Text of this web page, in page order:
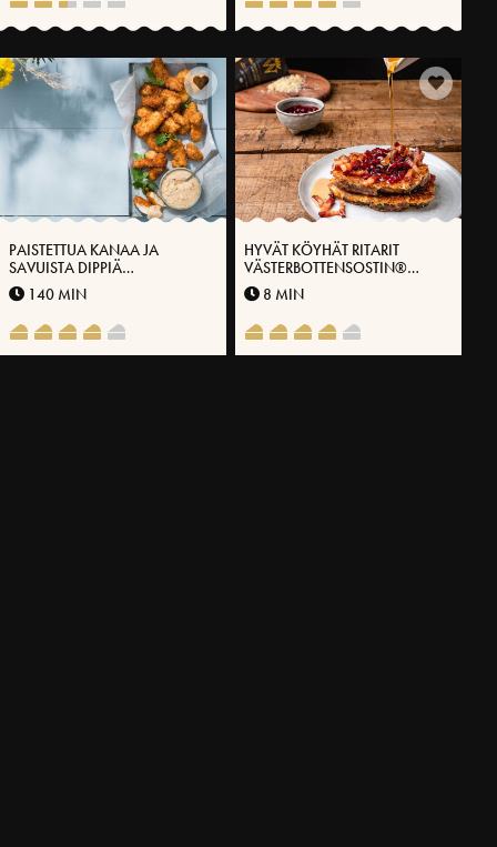
PAISTETTUA KANAA JA
SAVUISTA DIPPIÄ
VÄSTERBOTTENSOSTILLA®
140 MIN
HYVÄT KÖYHÄT RITARIT
VÄSTERBOTTENSOSTIN®
KANSSA
8 MIN